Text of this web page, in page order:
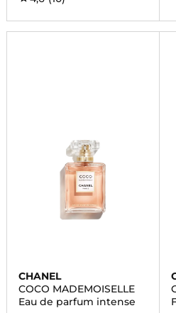
CHANEL
COCO MADEMOISELLE
Eau de parfum intense